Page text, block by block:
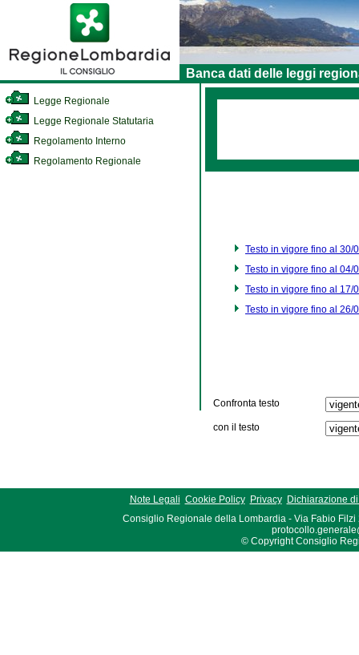
Banca dati delle leggi
Legge Regionale
Legge Regionale Statutaria
Regolamento Interno
Regolamento Regionale
Testo in vigore fino al 30/
Testo in vigore fino al 04/
Testo in vigore fino al 17/
Testo in vigore fino al 26/
Confronta testo
con il testo
Note Legali Cookie Policy Privacy
Dichiarazione
Consiglio Regionale della Lombardia - Via Fabio Filzi
© Copyright Consiglio